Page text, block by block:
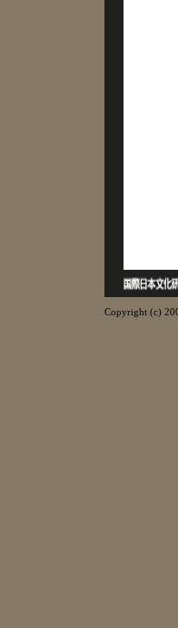
Copyright (c)